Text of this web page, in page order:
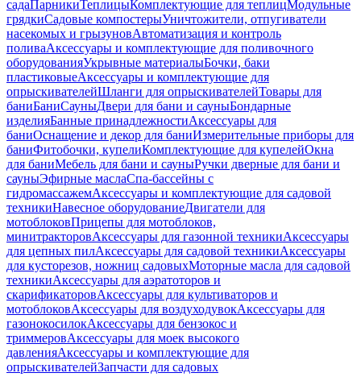
садаПарникиТеплицыКомплектующие для теплицМодульные
грядкиСадовые компостерыУничтожители, отпугиватели
насекомых и грызуновАвтоматизация и контроль
поливаАксессуары и комплектующие для поливочного
оборудованияУкрывные материалыБочки, баки
пластиковыеАксессуары и комплектующие для
опрыскивателейШланги для опрыскивателейТовары для
баниБаниСауныДвери для бани и сауныБондарные
изделияБанные принадлежностиАксессуары для
баниОснащение и декор для баниИзмерительные приборы для
баниФитобочки, купелиКомплектующие для купелейОкна
для баниМебель для бани и сауныРучки дверные для бани и
сауныЭфирные маслаСпа-бассейны с
гидромассажемАксессуары и комплектующие для садовой
техникиНавесное оборудованиеДвигатели для
мотоблоковПрицепы для мотоблоков,
минитракторовАксессуары для газонной техникиАксессуары
для цепных пилАксессуары для садовой техникиАксессуары
для кусторезов, ножниц садовыхМоторные масла для садовой
техникиАксессуары для аэратоторов и
скарификаторовАксессуары для культиваторов и
мотоблоковАксессуары для воздуходувокАксессуары для
газонокосилокАксессуары для бензокос и
триммеровАксессуары для моек высокого
давленияАксессуары и комплектующие для
опрыскивателейЗапчасти для садовых